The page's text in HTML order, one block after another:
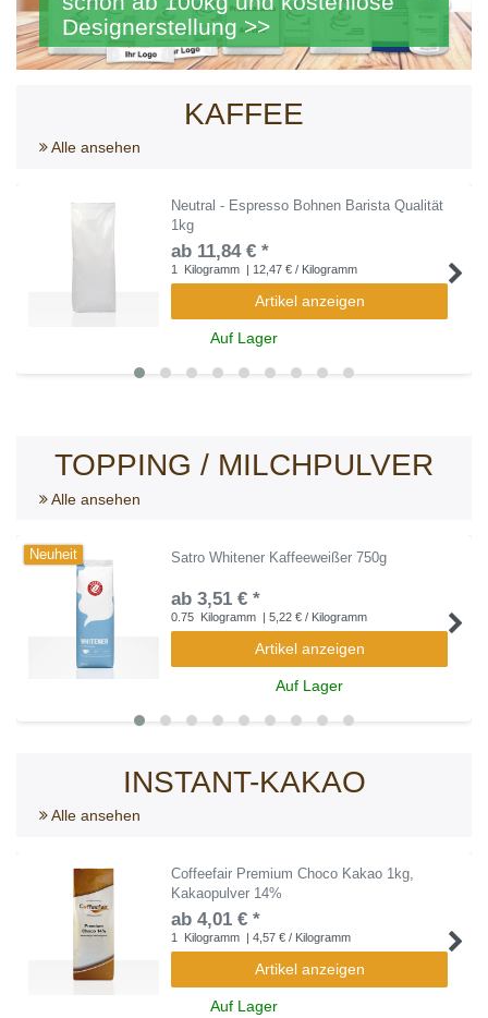
Designerstellung >>
KAFFEE
Alle ansehen
Neutral - Espresso Bohnen Barista Qualität
1kg
ab 11,84 € *
1 Kilogramm | 12,47 € / Kilogramm
Artikel anzeigen
Auf Lager
TOPPING / MILCHPULVER
Alle ansehen
Neuheit Satro Whitener Kaffeeweißer 750g
ab 3,51 € *
0.75 Kilogramm | 5,22 € / Kilogramm
Artikel anzeigen
Auf Lager
INSTANT-KAKAO
Alle ansehen
Coffeefair Premium Choco Kakao 1kg,
Kakaopulver 14%
ab 4,01 € *
1 Kilogramm | 4,57 € / Kilogramm
Artikel anzeigen
Auf Lager